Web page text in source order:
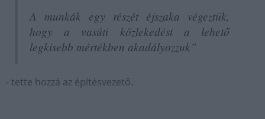
A munkák egy részét éjszaka végeztük,
hogy a vasúti közlekedést a lehető
legkisebb mértékben akadályozzuk”
- tette hozzá az építésvezető.